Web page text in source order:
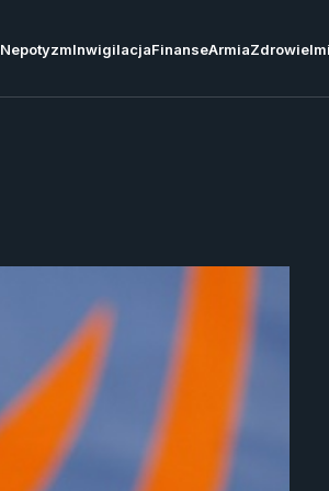
NepotyzmInwigilacjaFinanseArmiaZdrowie